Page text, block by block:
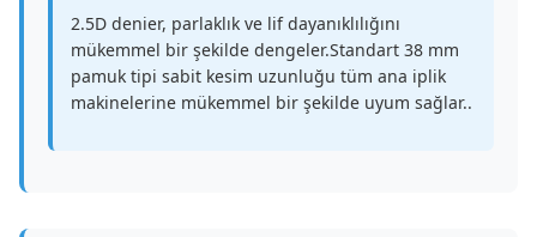
2.5D denier, parlaklık ve lif dayanıklılığını
mükemmel bir şekilde dengeler.Standart 38 mm
pamuk tipi sabit kesim uzunluğu tüm ana iplik
makinelerine mükemmel bir şekilde uyum sağlar..